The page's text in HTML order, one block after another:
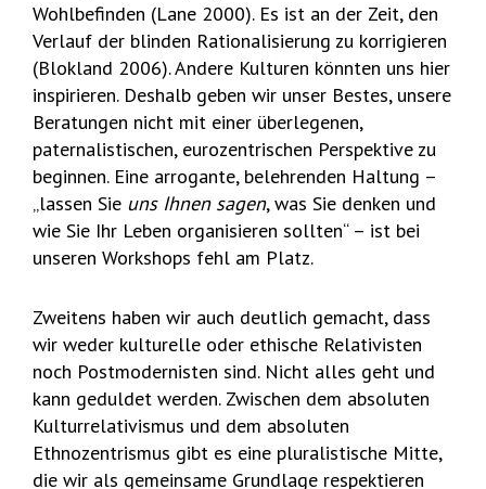
Wohlbefinden (Lane 2000). Es ist an der Zeit, den
Verlauf der blinden Rationalisierung zu korrigieren
(Blokland 2006). Andere Kulturen könnten uns hier
inspirieren. Deshalb geben wir unser Bestes, unsere
Beratungen nicht mit einer überlegenen,
paternalistischen, eurozentrischen Perspektive zu
beginnen. Eine arrogante, belehrenden Haltung –
„lassen Sie uns Ihnen sagen, was Sie denken und
wie Sie Ihr Leben organisieren sollten“ – ist bei
unseren Workshops fehl am Platz.
Zweitens haben wir auch deutlich gemacht, dass
wir weder kulturelle oder ethische Relativisten
noch Postmodernisten sind. Nicht alles geht und
kann geduldet werden. Zwischen dem absoluten
Kulturrelativismus und dem absoluten
Ethnozentrismus gibt es eine pluralistische Mitte,
die wir als gemeinsame Grundlage respektieren